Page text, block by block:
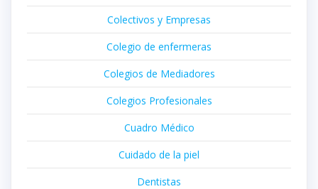
Colectivos y Empresas
Colegio de enfermeras
Colegios de Mediadores
Colegios Profesionales
Cuadro Médico
Cuidado de la piel
Dentistas